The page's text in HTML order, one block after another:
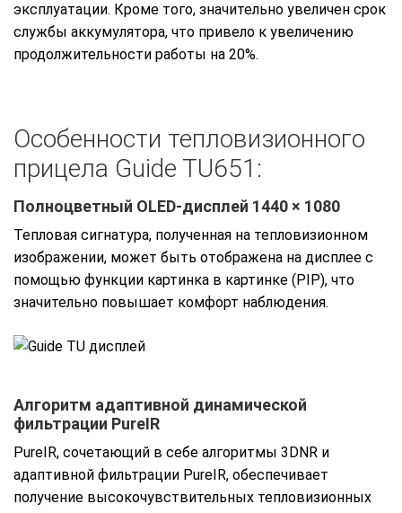
эксплуатации. Кроме того, значительно увеличен срок
службы аккумулятора, что привело к увеличению
продолжительности работы на 20%.
Особенности тепловизионного
прицела Guide TU651:
Полноцветный OLED-дисплей 1440 × 1080
Тепловая сигнатура, полученная на тепловизионном
изображении, может быть отображена на дисплее с
помощью функции картинка в картинке (PIP), что
значительно повышает комфорт наблюдения.
Алгоритм адаптивной динамической
фильтрации PureIR
PureIR, сочетающий в себе алгоритмы 3DNR и
адаптивной фильтрации PureIR, обеспечивает
получение высокочувствительных тепловизионных